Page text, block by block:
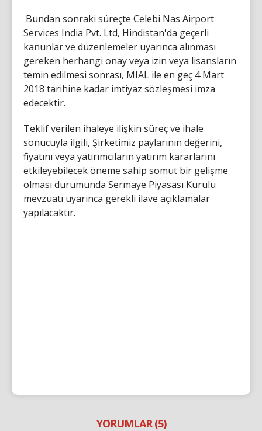
Bundan sonraki süreçte Celebi Nas Airport
Services India Pvt. Ltd, Hindistan'da geçerli
kanunlar ve düzenlemeler uyarınca alınması
gereken herhangi onay veya izin veya lisansların
temin edilmesi sonrası, MIAL ile en geç 4 Mart
2018 tarihine kadar imtiyaz sözleşmesi imza
edecektir.
Teklif verilen ihaleye ilişkin süreç ve ihale
sonucuyla ilgili, Şirketimiz paylarının değerini,
fiyatını veya yatırımcıların yatırım kararlarını
etkileyebilecek öneme sahip somut bir gelişme
olması durumunda Sermaye Piyasası Kurulu
mevzuatı uyarınca gerekli ilave açıklamalar
yapılacaktır.
YORUMLAR (5)